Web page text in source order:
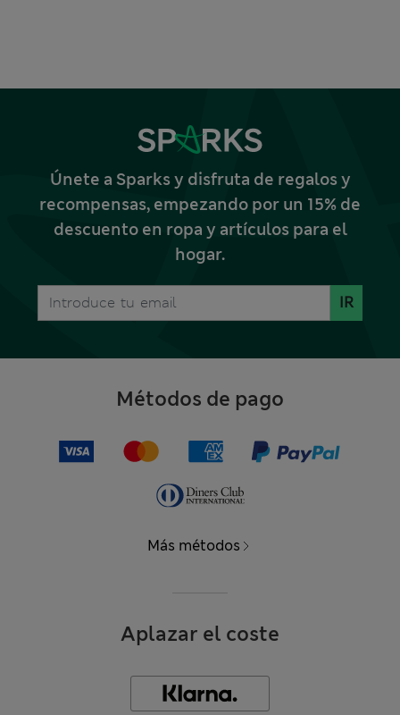
Únete a Sparks y disfruta de regalos y
recompensas, empezando por un 15% de
descuento en ropa y artículos para el
hogar.
IR
Métodos de pago
Más métodos
Aplazar el coste